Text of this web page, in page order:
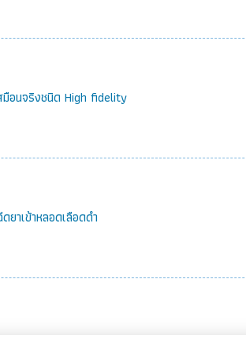
มือนจริงชนิด High fidelity
ยาเข้าหลอดเลือดดำ